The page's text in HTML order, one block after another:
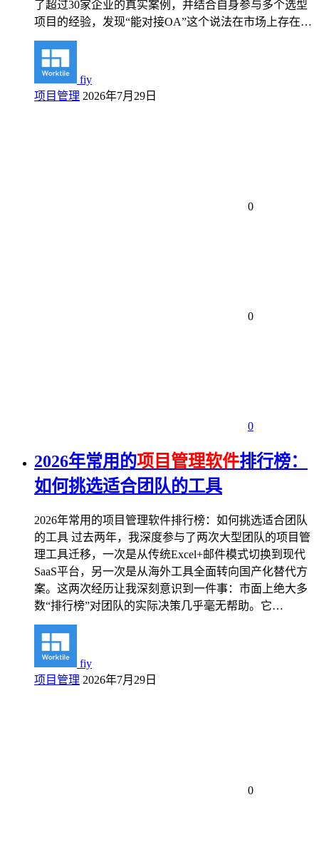
了超过30家企业的真实案例，并结合自身参与多个选型
项目的经验，发现“能对接OA”这个说法在市场上存在…
fiy
项目管理 2026年7月29日
0
0
0
2026年常用的项目管理软件排行榜：
如何挑选适合团队的工具
2026年常用的项目管理软件排行榜：如何挑选适合团队
的工具 过去两年，我深度参与了两次大型团队的项目管
理工具迁移，一次是从传统Excel+邮件模式切换到现代
SaaS平台，另一次是从海外工具全面转向国产化替代方
案。这两次经历让我深刻意识到一件事：市面上绝大多
数“排行榜”对团队的实际决策几乎毫无帮助。它…
fiy
项目管理 2026年7月29日
0